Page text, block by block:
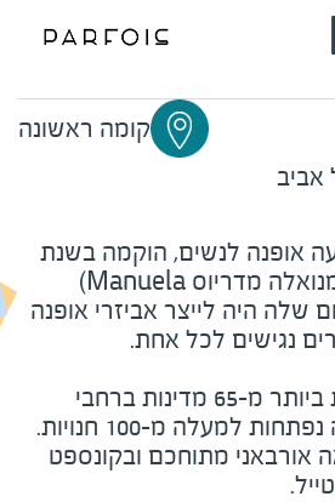
קומה ראשונה
אביב
אופנה לנשים, הוקמה בשנת
(Manuela
שלה היה לייצר אביזרי אופנה
נגישים לכל אחת.
חנויות ביותר מ-65 מדינות ברחבי
העולם, כאשר בכל שנה נפתחות למעלה מ-100 חנויות.
אורבאני מתוחכם ובקונספט